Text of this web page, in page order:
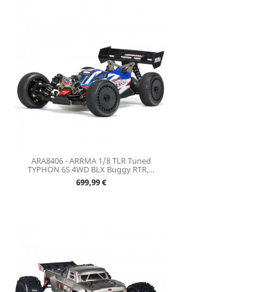
ARA8406 - ARRMA 1/8 TLR Tuned
TYPHON 6S 4WD BLX Buggy RTR,...
Prix
699,99 €